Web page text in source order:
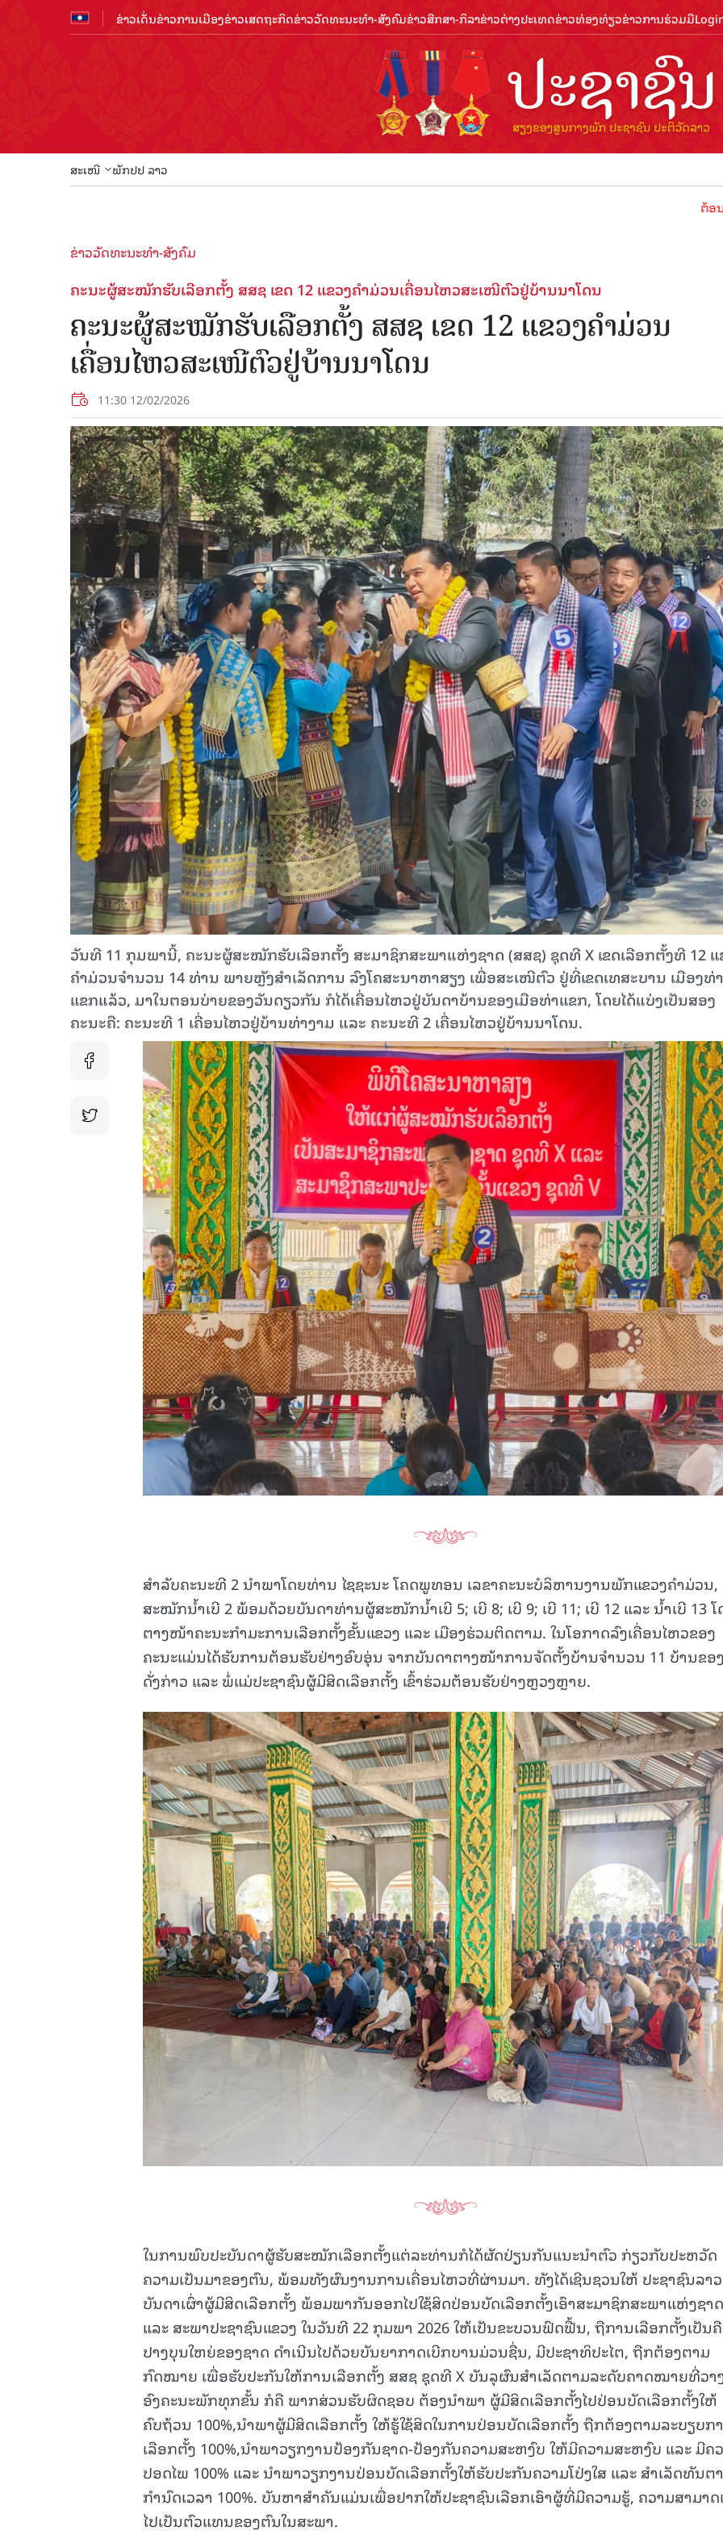
ຂ່າວເດັ່ນຂ່າວການເມືອງຂ່າວເສດຖະກິດຂ່າວວັດທະນະທຳ-ສັງຄົມຂ່າວສືກສາ-ກິລາຂ່າວຕ່າງປະເທດຂ່າວທ່ອງທ່ຽວຂ່າວການຮ່ວມມື
ສະເໜີ ພັກປປ ລາວ
ຕ້ອນຮັບປີທ່ອງ
ຂ່າວວັດທະນະທຳ-ສັງຄົມ
ຄະນະຜູ້ສະໝັກຮັບເລືອກຕັ້ງ ສສຊ ເຂດ 12 ແຂວງຄໍາມ່ວນເຄື່ອນໄຫວສະເໜີຕົວຢູ່ບ້ານນາໂດນ
ຄະນະຜູ້ສະໝັກຮັບເລືອກຕັ້ງ ສສຊ ເຂດ 12 ແຂວງຄໍາມ່ວນ
ເຄື່ອນໄຫວສະເໜີຕົວຢູ່ບ້ານນາໂດນ
11:30 12/02/2026
ວັນທີ 11 ກຸມພານີ້, ຄະນະຜູ້ສະໝັກຮັບເລືອກຕັ້ງ ສະມາຊິກສະພາແຫ່ງຊາດ (ສສຊ) ຊຸດທີ X ເຂດເລືອກຕັ້ງທີ 12 ແ
ຄໍາມ່ວນຈໍານວນ 14 ທ່ານ ພາຍຫຼັງສໍາເລັດການ ລົງໂຄສະນາຫາສຽງ ເພື່ອສະເໜີຕົວ ຢູ່ທີ່ເຂດເທສະບານ ເມືອງທ່າ
ແຂກແລ້ວ, ມາໃນຕອນບ່າຍຂອງວັນດຽວກັນ ກໍໄດ້ເຄື່ອນໄຫວຢູ່ບັນດາບ້ານຂອງເມືອທ່າແຂກ, ໂດຍໄດ້ແບ່ງເປັນສອງ
ຄະນະຄື: ຄະນະທີ 1 ເຄື່ອນໄຫວຢູ່ບ້ານທ່າງາມ ແລະ ຄະນະທີ 2 ເຄື່ອນໄຫວຢູ່ບ້ານນາໂດນ.
ສໍາລັບຄະນະທີ 2 ນໍາພາໂດຍທ່ານ ໄຊຊະນະ ໂຄດພູທອນ ເລຂາຄະນະບໍລິຫານງານພັກແຂວງຄໍາມ່ວນ
ສະໝັກນໍ້າເບີ 2 ພ້ອມດ້ວຍບັນດາທ່ານຜູ້ສະໜັກນໍ້າເບີ 5; ເບີ 8; ເບີ 9; ເບີ 11; ເບີ 12 ແລະ ນໍ້າເບີ 13
ຕາງໜ້າຄະນະກຳມະການເລືອກຕັ້ງຂັ້ນແຂວງ ແລະ ເມືອງຮ່ວມຕິດຕາມ. ໃນໂອກາດລົງເຄື່ອນໄຫວຂອງ
ຄະນະແມ່ນໄດ້ຮັບການຕ້ອນຮັບຢ່າງອົບອຸ່ນ ຈາກບັນດາຕາງໜ້າການຈັດຕັ້ງບ້ານຈໍານວນ 11 ບ້ານຂອ
ດັ່ງກ່າວ ແລະ ພໍ່ແມ່ປະຊາຊົນຜູ້ມີສິດເລືອກຕັ້ງ ເຂົ້າຮ່ວມຕ້ອນຮັບຢ່າງຫຼວງຫຼາຍ.
ໃນການພົບປະບັນດາຜູ້ຮັບສະໝັກເລືອກຕັ້ງແຕ່ລະທ່ານກໍໄດ້ຜັດປ່ຽນກັນແນະນໍາຕົວ ກ່ຽວກັບປະຫວັດ
ຄວາມເປັນມາຂອງຕົນ, ພ້ອມທັງຜົນງານການເຄື່ອນໄຫວທີ່ຜ່ານມາ. ທັງໄດ້ເຊີນຊວນໃຫ້ ປະຊາຊົນລາວ
ບັນດາເຜົ່າຜູ້ມີສິດເລືອກຕັ້ງ ພ້ອມພາກັນອອກໄປໃຊ້ສິດປ່ອນບັດເລືອກຕັ້ງເອົາສະມາຊິກສະພາແຫ່ງຊາດ
ແລະ ສະພາປະຊາຊົນແຂວງ ໃນວັນທີ 22 ກຸມພາ 2026 ໃຫ້ເປັນຂະບວນຟົດຟື້ນ, ຖືການເລືອກຕັ້ງເປັນ
ປາງບຸນໃຫຍ່ຂອງຊາດ ດໍາເນີນໄປດ້ວຍບັນຍາກາດເບີກບານມ່ວນຊື່ນ, ມີປະຊາທິປະໄຕ, ຖືກຕ້ອງຕາມ
ກົດໝາຍ ເພື່ອຮັບປະກັນໃຫ້ການເລືອກຕັ້ງ ສສຊ ຊຸດທີ X ບັນລຸຜົນສໍາເລັດຕາມລະດັບຄາດໝາຍທີ່ວາ
ອົງຄະນະພັກທຸກຂັ້ນ ກໍຄື ພາກສ່ວນຮັບຜິດຊອບ ຕ້ອງນໍາພາ ຜູ້ມີສິດເລືອກຕັ້ງໄປປ່ອນບັດເລືອກຕັ້ງໃຫ້
ຄົບຖ້ວນ 100%,ນໍາພາຜູ້ມີສິດເລືອກຕັ້ງ ໃຫ້ຮູ້ໃຊ້ສິດໃນການປ່ອນບັດເລືອກຕັ້ງ ຖືກຕ້ອງຕາມລະບຽບກ
ເລືອກຕັ້ງ 100%,ນໍາພາວຽກງານປ້ອງກັນຊາດ-ປ້ອງກັນຄວາມສະຫງົບ ໃຫ້ມີຄວາມສະຫງົບ ແລະ ມີຄ
ປອດໄພ 100% ແລະ ນໍາພາວຽກງານປ່ອນບັດເລືອກຕັ້ງໃຫ້ຮັບປະກັນຄວາມໂປ່ງໃສ ແລະ ສຳເລັດທັນຕ
ກຳນົດເວລາ 100%. ບັນຫາສໍາຄັນແມ່ນເພື່ອຢາກໃຫ້ປະຊາຊົນເລືອກເອົາຜູ້ທີ່ມີຄວາມຮູ້, ຄວາມສາມາດ
ໄປເປັນຕົວແທນຂອງຕົນໃນສະພາ.
15.040(07-08-